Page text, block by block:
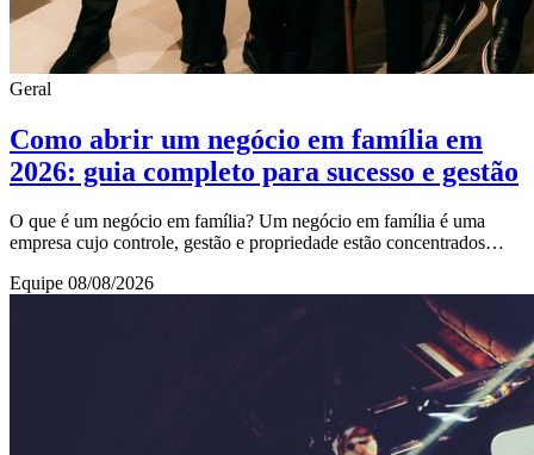
Geral
Como abrir um negócio em família em
2026: guia completo para sucesso e gestão
O que é um negócio em família? Um negócio em família é uma
empresa cujo controle, gestão e propriedade estão concentrados
Equipe 08/08/2026